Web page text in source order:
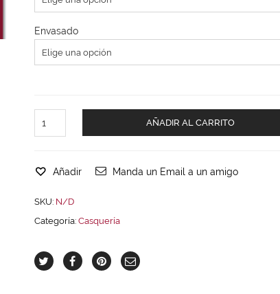
Envasado
AÑADIR AL CARRITO
Añadir Manda un Email a un amigo
SKU: N/D
Categoría: Casquería